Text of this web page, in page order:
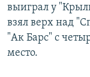
поиску
СЕВЕР.РЕАЛИИ
СИБИРЬ.РЕАЛИИ
РАСПИСАНИЕ
выиграл у
взял верх над
"Ак Барс" с
место.